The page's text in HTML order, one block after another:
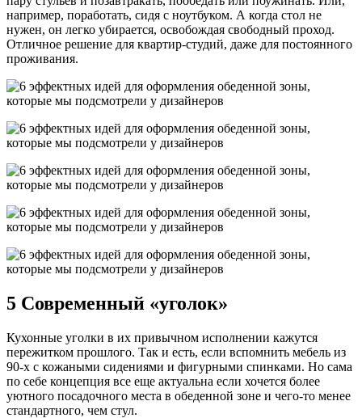
например, поработать, сидя с ноутбуком. А когда стол не
нужен, он легко убирается, освобождая свободный проход.
Отличное решение для квартир-студий, даже для постоянного
проживания.
5 Современный «уголок»
Кухонные уголки в их привычном исполнении кажутся
пережитком прошлого. Так и есть, если вспомнить мебель из
90-х с кожаными сидениями и фигурными спинками. Но сама
по себе концепция все еще актуальна если хочется более
уютного посадочного места в обеденной зоне и чего-то менее
стандартного, чем стул.